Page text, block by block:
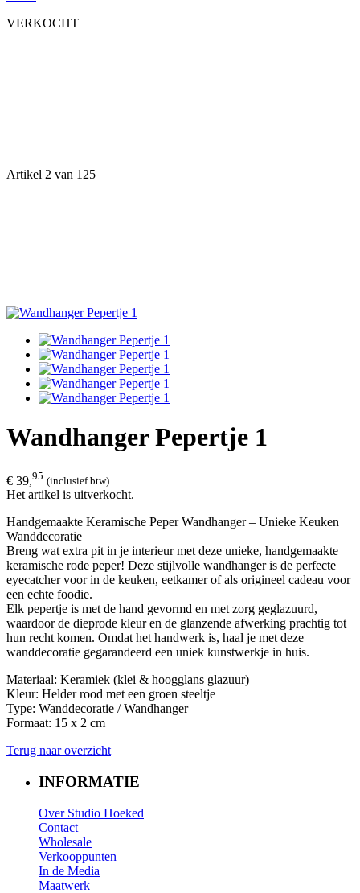
VERKOCHT
Artikel 2 van 125
Wandhanger Pepertje 1
€ 39, 95 (inclusief btw)
Het artikel is uitverkocht.
Handgemaakte Keramische Peper Wandhanger – Unieke Keuken
Wanddecoratie
Breng wat extra pit in je interieur met deze unieke, handgemaakte
keramische rode peper! Deze stijlvolle wandhanger is de perfecte
eyecatcher voor in de keuken, eetkamer of als origineel cadeau voor
een echte foodie.
Elk pepertje is met de hand gevormd en met zorg geglazuurd,
waardoor de dieprode kleur en de glanzende afwerking prachtig tot
hun recht komen. Omdat het handwerk is, haal je met deze
wanddecoratie gegarandeerd een uniek kunstwerkje in huis.
Materiaal: Keramiek (klei & hoogglans glazuur)
Kleur: Helder rood met een groen steeltje
Type: Wanddecoratie / Wandhanger
Formaat: 15 x 2 cm
Terug naar overzicht
INFORMATIE
Over Studio Hoeked
Contact
Wholesale
​Verkooppunten​
In de Media
Maatwerk